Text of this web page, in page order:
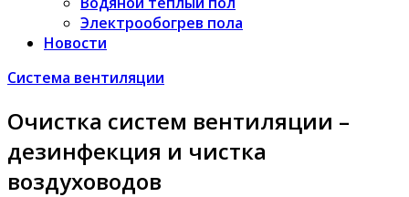
Электрообогрев пола
Новости
Система вентиляции
Очистка систем вентиляции –
дезинфекция и чистка
воздуховодов